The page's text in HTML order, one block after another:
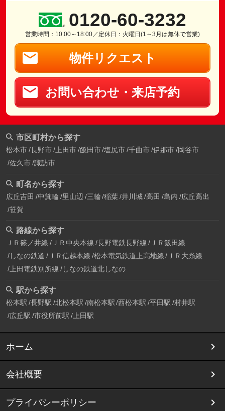
0120-60-3232
営業時間：10:00～18:00／定休日：火曜日(1～3月は無休で営業)
物件リクエスト
お問い合わせ・来店予約
市区町村から探す
松本市 長野市 上田市 飯田市 塩尻市 千曲市 伊那市 岡谷市
佐久市 諏訪市
町名から探す
広丘吉田 中箕輪 里山辺 三輪 稲葉 井川城 高田 島内 広丘高出
笹賀
路線から探す
ＪＲ篠ノ井線 ＪＲ中央本線 長野電鉄長野線 ＪＲ飯田線
しなの鉄道 ＪＲ信越本線 松本電気鉄道上高地線
ＪＲ大糸線
上田電鉄別所線 しなの鉄道北しなの
駅から探す
松本駅 長野駅 北松本駅 南松本駅 西松本駅 平田駅 村井駅
広丘駅 市役所前駅 上田駅
ホーム
会社概要
プライバシーポリシー